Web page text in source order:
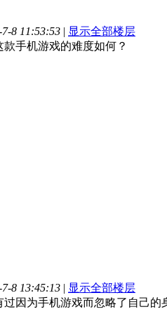
8 11:53:53 | 显示全部楼层
手机游戏的难度如何？
8 13:45:13 | 显示全部楼层
因为手机游戏而忽略了自己的